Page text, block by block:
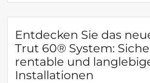
Entdecken Sie das
Trut 60® System:
rentable und
Installationen